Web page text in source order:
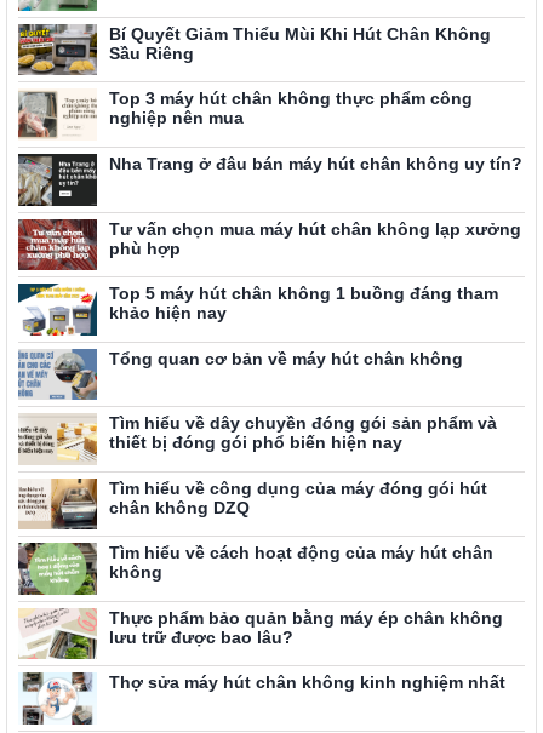
Bí Quyết Giảm Thiểu Mùi Khi Hút Chân Không
Sầu Riêng
Top 3 máy hút chân không thực phẩm công
nghiệp nên mua
Nha Trang ở đâu bán máy hút chân không uy tín?
Tư vấn chọn mua máy hút chân không lạp xưởng
phù hợp
Top 5 máy hút chân không 1 buồng đáng tham
khảo hiện nay
Tổng quan cơ bản về máy hút chân không
Tìm hiểu về dây chuyền đóng gói sản phẩm và
thiết bị đóng gói phổ biến hiện nay
Tìm hiểu về công dụng của máy đóng gói hút
chân không DZQ
Tìm hiểu về cách hoạt động của máy hút chân
không
Thực phẩm bảo quản bằng máy ép chân không
lưu trữ được bao lâu?
Thợ sửa máy hút chân không kinh nghiệm nhất